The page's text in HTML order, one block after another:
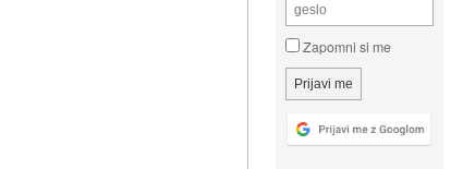
Zapomni si me